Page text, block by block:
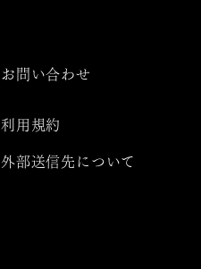
お問い合わせ
利用規約
外部送信先について